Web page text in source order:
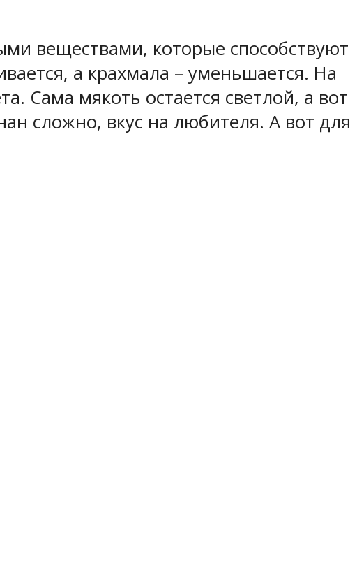
веществами, которые способствуют
а крахмала – уменьшается. На
Сама мякоть остается светлой, а вот
сложно, вкус на любителя. А вот для